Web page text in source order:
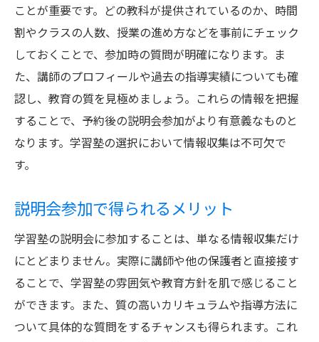
説明会参加者の成功事例
効果的な質問の仕方
事前に準備すべき質問
学習塾説明会予約の手続きと準備するべき書類
予約手続きの流れ
説明会当日の持ち物
手続き時の注意点
書類準備のポイント
学習塾説明会を最大限に活用するための予約方
法
ことが重要です。どの教科が提供されているのか、時間
割やクラスの人数、授業の進め方などを事前にチェック
しておくことで、参加時の質問が明確になります。ま
た、講師のプロフィールや過去の指導実績についても確
認し、教育の質を見極めましょう。これらの情報を把握
することで、予約後の説明会参加がより有意義なものと
なります。学習塾の選択において情報収集は不可欠で
す。
説明会参加で得られるメリット
学習塾の説明会に参加することは、単なる情報収集だけ
にとどまりません。実際に講師や他の保護者と直接接す
ることで、学習塾の雰囲気や教育方針を肌で感じること
ができます。また、質の高いカリキュラムや指導方法に
ついて具体的な質問をするチャンスも得られます。これ